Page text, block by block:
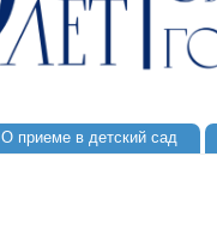
О приеме в детский сад